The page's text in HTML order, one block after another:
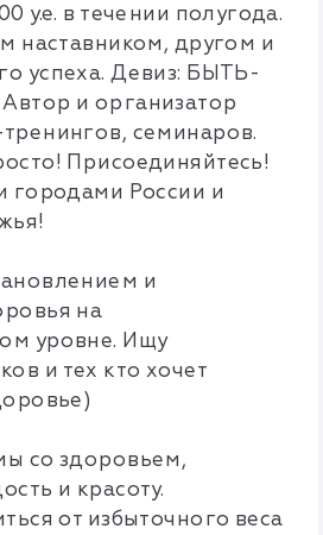
у.е. в течении полугода.
наставником, другом и
успеха. Девиз: БЫТЬ-
и организатор
семинаров.
Присоединяйтесь!
городами России и
и
на
уровне. Ищу
и тех кто хочет
со здоровьем,
и красоту.
от избыточного веса